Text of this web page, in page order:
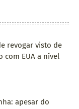
revogar visto de
com EUA a nível
apesar do